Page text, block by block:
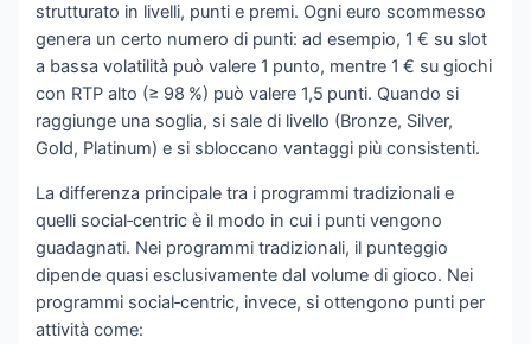
strutturato in livelli, punti e premi. Ogni euro scommesso
genera un certo numero di punti: ad esempio, 1 € su slot
a bassa volatilità può valere 1 punto, mentre 1 € su giochi
con RTP alto (≥ 98 %) può valere 1,5 punti. Quando si
raggiunge una soglia, si sale di livello (Bronze, Silver,
Gold, Platinum) e si sbloccano vantaggi più consistenti.
La differenza principale tra i programmi tradizionali e
quelli social‑centric è il modo in cui i punti vengono
guadagnati. Nei programmi tradizionali, il punteggio
dipende quasi esclusivamente dal volume di gioco. Nei
programmi social‑centric, invece, si ottengono punti per
attività come: